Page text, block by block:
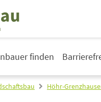
finden
Höhr-